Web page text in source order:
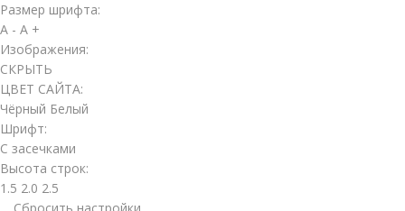
Размер шрифта:
A - A +
Изображения:
СКРЫТЬ
ЦВЕТ САЙТА:
Чёрный Белый
Шрифт:
С засечками
Высота строк:
1.5 2.0 2.5